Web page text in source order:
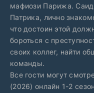
мафиози Парижа.
Патрика, лично
что достоин этой
бороться с
своих коллег, найти
команды.
Все гости могут
(2026) онлайн 1-2